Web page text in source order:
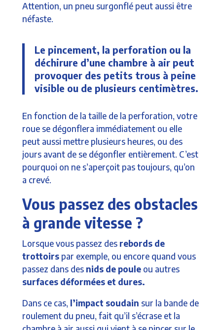
Attention, un pneu surgonflé peut aussi être
néfaste.
Le pincement, la perforation ou la
déchirure d’une chambre à air peut
provoquer des petits trous à peine
visible ou de plusieurs centimètres.
En fonction de la taille de la perforation, votre
roue se dégonflera immédiatement ou elle
peut aussi mettre plusieurs heures, ou des
jours avant de se dégonfler entièrement. C’est
pourquoi on ne s’aperçoit pas toujours, qu’on
a crevé.
Vous passez des obstacles
à grande vitesse ?
Lorsque vous passez des rebords de
trottoirspar exemple, ou encore quand vous
passez dans des nids de pouleou autres
surfaces déformées et dures.
Dans ce cas, l’impact soudain sur la bande de
roulement du pneu, fait qu’il s’écrase et la